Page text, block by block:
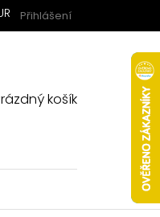
Přihlášení
košík